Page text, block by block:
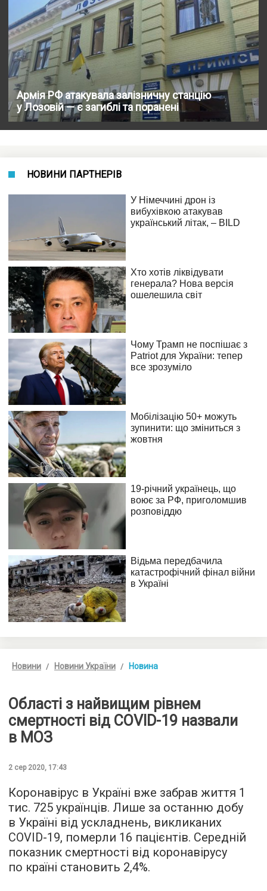
Армія РФ атакувала залізничну станцію
у Лозовій — є загиблі та поранені
НОВИНИ ПАРТНЕРІВ
Новини Новини України Новина
Області з найвищим рівнем
смертності від COVID-19 назвали
в МОЗ
2 сер 2020, 17:43
Коронавірус в Україні вже забрав життя 1
тис. 725 українців. Лише за останню добу
в Україні від ускладнень, викликаних
COVID-19, померли 16 пацієнтів. Середній
показник смертності від коронавірусу
по країні становить 2,4%.